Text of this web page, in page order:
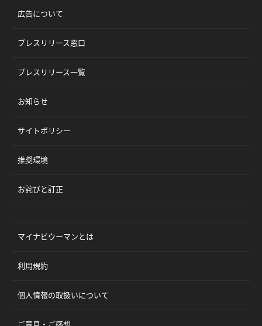
広告について
プレスリリース窓口
プレスリリース一覧
お知らせ
サイトポリシー
推奨環境
お詫びと訂正
マイナビウーマンとは
利用規約
個人情報の取扱いについて